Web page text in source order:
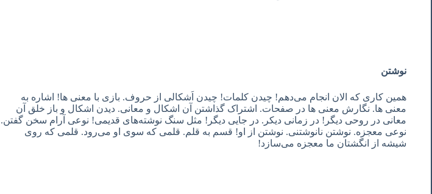
نوشتن
همین کاری که الان انجام می‌دهم! چیدن کلمات! چیدن اَشکالی از حروف. بازی با معنی ها! اشاره به
معنی ها. نگارش معنی ها در صفحات. اشتراک گذاشتن آن اشکال و معانی. دیدن اشکال و باز خلق آن
معانی در روحی دیگر! در زمانی دیکر. در جایی دیگر! مثل سنگ نوشته‌های قدیمی! نوعی آرام سخن گفتن.
نوعی معجزه. نوشتن نانوشتنی. نوشتن از او! قسم به قلم. قلمی که سوی او می‌رود. قلمی که روی
شیشه از انگشتان ما معجزه می‌سازد!